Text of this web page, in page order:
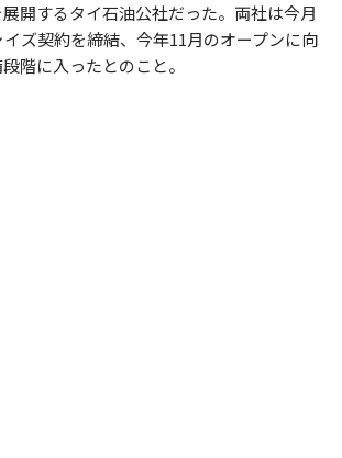
開するタイ石油公社だった。両社は今月
ズ契約を締結、今年11月のオープンに向
階に入ったとのこと。